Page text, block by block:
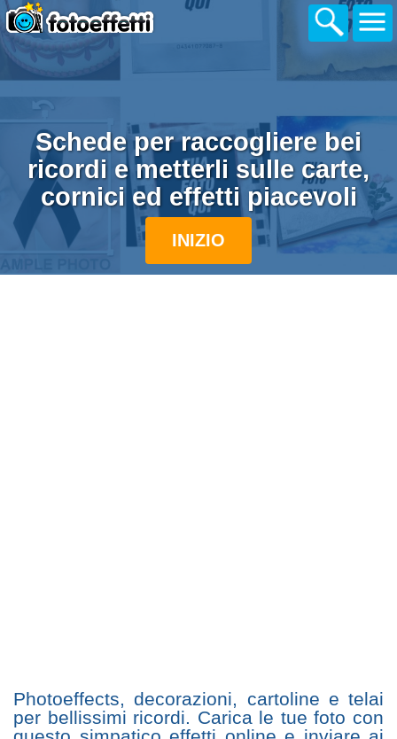
Schede per raccogliere bei
ricordi e metterli sulle carte,
cornici ed effetti piacevoli
INIZIO
Photoeffects, decorazioni, cartoline e telai
per bellissimi ricordi. Carica le tue foto con